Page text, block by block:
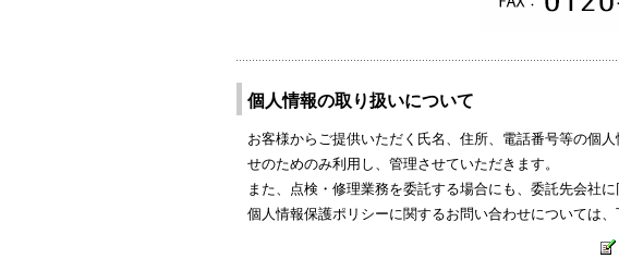
個人情報の取り扱いについて
お客様からご提供いただく氏名、住所、電話番号等の個人
せのためのみ利用し、管理させていただきます。
また、点検・修理業務を委託する場合にも、委託先会社
個人情報保護ポリシーに関するお問い合わせについては